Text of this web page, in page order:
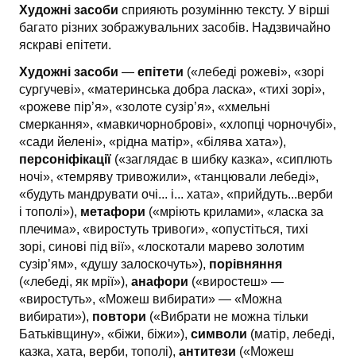
Художні засоби сприяють розумінню тексту. У вірші
багато різних зображувальних засобів. Надзвичайно
яскраві епітети.
Художні засоби — епітети («лебеді рожеві», «зорі
сургучеві», «материнська добра ласка», «тихі зорі»,
«рожеве пір’я», «золоте сузір’я», «хмельні
смеркання», «мавкичорноброві», «хлопці чорночубі»,
«сади йелені», «рідна матір», «білява хата»),
персоніфікації («заглядає в шибку казка», «сиплють
ночі», «темряву тривожили», «танцювали лебеді»,
«будуть мандрувати очі... і... хата», «прийдуть...верби
і тополі»), метафори («мріють крилами», «ласка за
плечима», «виростуть тривоги», «опустіться, тихі
зорі, синові під вії», «лоскотали марево золотим
сузір’ям», «душу залоскочуть»), порівняння
(«лебеді, як мрії»), анафори («виростеш» —
«виростуть», «Можеш вибирати» — «Можна
вибирати»), повтори («Вибрати не можна тільки
Батьківщину», «біжи, біжи»), символи (матір, лебеді,
казка, хата, верби, тополі), антитези («Можеш